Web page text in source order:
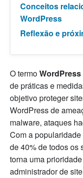
Conceitos
WordPress
Reflexão e
O termo
de práticas e
objetivo proteger
WordPress de
malware, ataques
Com a
de 40% de todos os
torna uma
administrador de